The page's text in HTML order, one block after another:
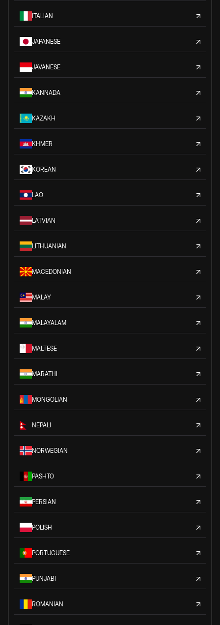
ITALIAN
JAPANESE
JAVANESE
KANNADA
KAZAKH
KHMER
KOREAN
LAO
LATVIAN
LITHUANIAN
MACEDONIAN
MALAY
MALAYALAM
MALTESE
MARATHI
MONGOLIAN
NEPALI
NORWEGIAN
PASHTO
PERSIAN
POLISH
PORTUGUESE
PUNJABI
ROMANIAN